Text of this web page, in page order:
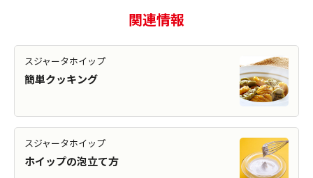
関連情報
スジャータホイップ
簡単クッキング
スジャータホイップ
ホイップの泡立て方